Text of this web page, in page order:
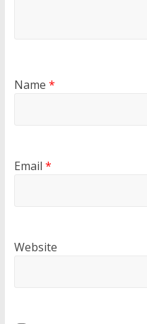
Name *
Email *
Website